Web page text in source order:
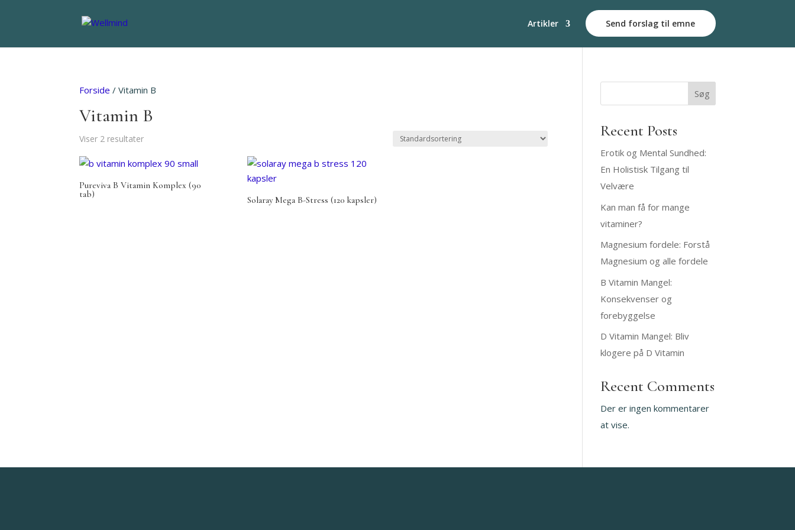
Artikler Send forslag til emne
Forside / Vitamin B
Vitamin B
Viser 2 resultater
Pureviva B Vitamin Komplex (90
tab)
Solaray Mega B-Stress (120 kapsler)
Søg
Recent Posts
Erotik og Mental Sundhed:
En Holistisk Tilgang til
Velvære
Kan man få for mange
vitaminer?
Magnesium fordele: Forstå
Magnesium og alle fordele
B Vitamin Mangel:
Konsekvenser og
forebyggelse
D Vitamin Mangel: Bliv
klogere på D Vitamin
Recent Comments
Der er ingen kommentarer
at vise.